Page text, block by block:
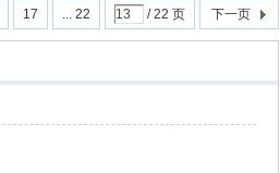
17 ... 22 / 22 页 下一页